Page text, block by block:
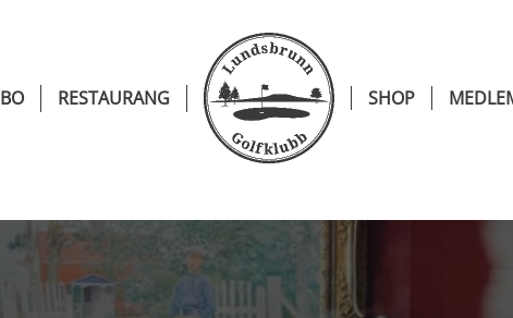
SHOP
BO RESTAURANG